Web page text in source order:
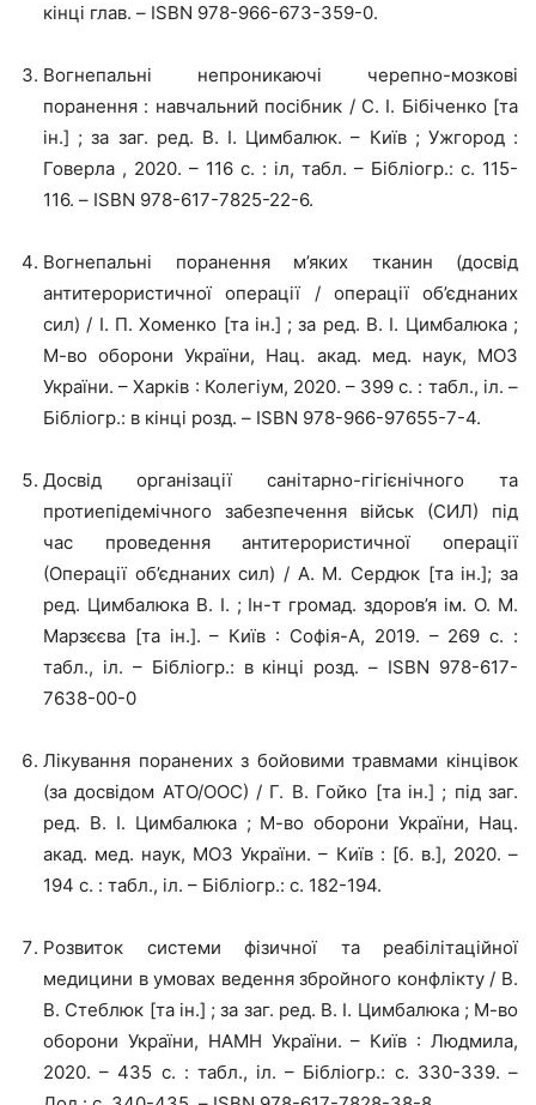
кінці глав. – ISBN 978-966-673-359-0.
Вогнепальні непроникаючі черепно-мозкові
поранення : навчальний посібник / С. І. Бібіченко [та
ін.] ; за заг. ред. В. І. Цимбалюк. – Київ ; Ужгород :
Говерла , 2020. – 116 с. : іл, табл. – Бібліогр.: с. 115-
116. – ISBN 978-617-7825-22-6.
Вогнепальні поранення м’яких тканин (досвід
антитерористичної операції / операції об’єднаних
сил) / І. П. Хоменко [та ін.] ; за ред. В. І. Цимбалюка ;
М-во оборони України, Нац. акад. мед. наук, МОЗ
України. – Харків : Колегіум, 2020. – 399 с. : табл., іл. –
Бібліогр.: в кінці розд. – ISBN 978-966-97655-7-4.
Досвід організації санітарно-гігієнічного та
протиепідемічного забезпечення військ (СИЛ) під
час проведення антитерористичної операції
(Операції об’єднаних сил) / А. М. Сердюк [та ін.]; за
ред. Цимбалюка В. І. ; Ін-т громад. здоров’я ім. О. М.
Марзєєва [та ін.]. – Київ : Софія-А, 2019. – 269 с. :
табл., іл. – Бібліогр.: в кінці розд. – ISBN 978-617-
7638-00-0
Лікування поранених з бойовими травмами кінцівок
(за досвідом АТО/ООС) / Г. В. Гойко [та ін.] ; під заг.
ред. В. І. Цимбалюка ; М-во оборони України, Нац.
акад. мед. наук, МОЗ України. – Київ : [б. в.], 2020. –
194 с. : табл., іл. – Бібліогр.: с. 182-194.
Розвиток системи фізичної та реабілітаційної
медицини в умовах ведення збройного конфлікту / В.
В. Стеблюк [та ін.] ; за заг. ред. В. І. Цимбалюка ; М-во
оборони України, НАМН України. – Київ : Людмила,
2020. – 435 с. : табл., іл. – Бібліогр.: с. 330-339. –